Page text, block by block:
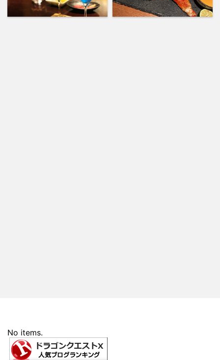
No items.